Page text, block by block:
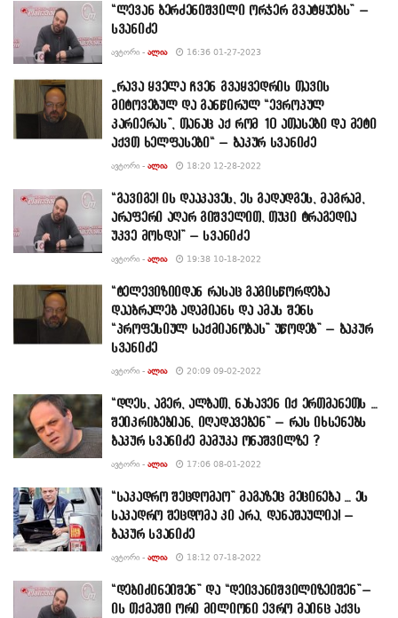
“ლევან ბერძენიშვილი ორჯერ გვატყუებს” –
სვანიძე
ᲐᲕᲢᲝᲠᲘ - ᲐᲚᲘᲐ 16:36 01-27-2023
„რავა ყველა ჩვენ გვაყვედრის თავის
მიტოვებულ და განწირულ “ევროპულ
კარიერას”, თანაც აქ რომ 10 ათასები და მეტი
აქვთ ხელფასები“ – ბაკურ სვანიძე
ᲐᲕᲢᲝᲠᲘ - ᲐᲚᲘᲐ 18:20 12-28-2022
“გავიგე! ის დააკავეს, ეს გადადგეს, მაგრამ,
არაფერი აღარ გიშველით, თუკი ტრაგედია
უკვე მოხდა!” – სვანიძე
ᲐᲕᲢᲝᲠᲘ - ᲐᲚᲘᲐ 19:38 10-18-2022
“ტელევიზიიდან რასაც გაგისწორდება
დააბრალებ ადამიანს და ამას შენს
“პროფესიულ საქმიანობას” უწოდებ” – ბაკურ
სვანიძე
ᲐᲕᲢᲝᲠᲘ - ᲐᲚᲘᲐ 20:09 09-02-2022
“დღეს, აგერ, ალბათ, ნახავენ იქ ერთმანეთს …
შეიკრიბებიან, იღადავებენ” – რას იხსენებს
ბაკურ სვანიძე მამუკა ონაშვილზე ?
ᲐᲕᲢᲝᲠᲘ - ᲐᲚᲘᲐ 17:06 08-01-2022
“საკადრო შეცდომაო” მაგაზეც მეცინება … ეს
საკადრო შეცდომა კი არა, დანაშაულია! –
ბაკურ სვანიძე
ᲐᲕᲢᲝᲠᲘ - ᲐᲚᲘᲐ 18:12 07-18-2022
“დებიძინეიშენ” და “დეივანიშვილიზეიშენ”–
ის თქმაში ორი მილიონი ევრო მაინც აქვს